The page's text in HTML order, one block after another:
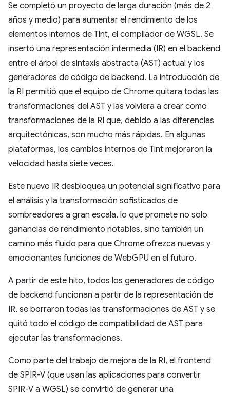
Se completó un proyecto de larga duración (más de 2
años y medio) para aumentar el rendimiento de los
elementos internos de Tint, el compilador de WGSL. Se
insertó una representación intermedia (IR) en el backend
entre el árbol de sintaxis abstracta (AST) actual y los
generadores de código de backend. La introducción de
la RI permitió que el equipo de Chrome quitara todas las
transformaciones del AST y las volviera a crear como
transformaciones de la RI que, debido a las diferencias
arquitectónicas, son mucho más rápidas. En algunas
plataformas, los cambios internos de Tint mejoraron la
velocidad hasta siete veces.
Este nuevo IR desbloquea un potencial significativo para
el análisis y la transformación sofisticados de
sombreadores a gran escala, lo que promete no solo
ganancias de rendimiento notables, sino también un
camino más fluido para que Chrome ofrezca nuevas y
emocionantes funciones de WebGPU en el futuro.
A partir de este hito, todos los generadores de código
de backend funcionan a partir de la representación de
IR, se borraron todas las transformaciones de AST y se
quitó todo el código de compatibilidad de AST para
ejecutar las transformaciones.
Como parte del trabajo de mejora de la RI, el frontend
de SPIR-V (que usan las aplicaciones para convertir
SPIR-V a WGSL) se convirtió de generar una